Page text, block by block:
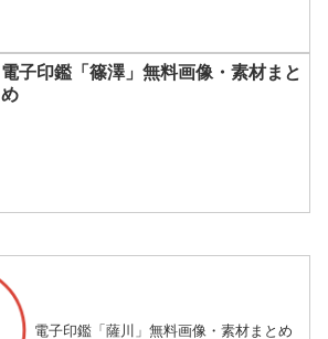
電子印鑑「篠澤」無料画像・素材まと
め
電子印鑑「薩川」無料画像・素材まとめ